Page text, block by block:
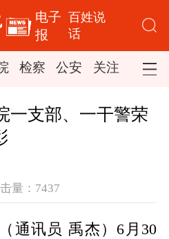
电子
报
百姓说
话
检察 公安 关注 司法
一支部、一干警荣
量：7437
通讯员 禹杰）6月30